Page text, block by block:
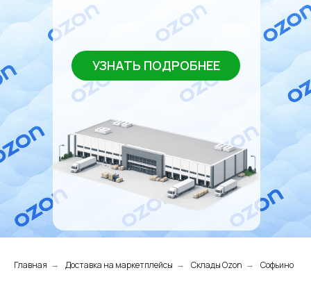
УЗНАТЬ ПОДРОБНЕЕ
Главная → Доставка на маркетплейсы → Склады Ozon → Софьино